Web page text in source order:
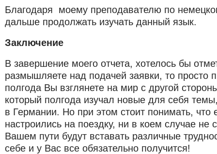
Благодаря моему преподавателю по
дальше продолжать изучать данный язык.
Заключение
В завершение моего отчета, хотелось бы
размышляете над подачей заявки, то просто
полгода Вы взглянете на мир с другой
который полгода изучал новые для себя
в Германии. Но при этом стоит понимать, что
настроились на поездку, ни в коем случае не
Вашем пути будут вставать различные
себе и у Вас все обязательно получится!